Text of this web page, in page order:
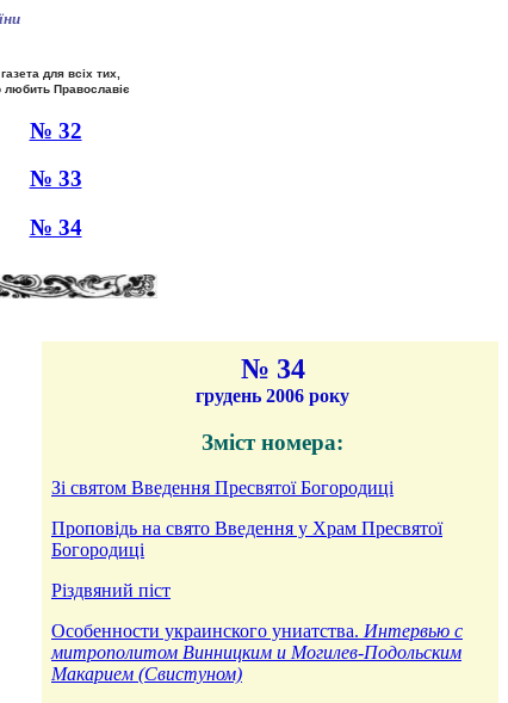
газета для всіх тих,
любить Православіє
№ 32
№ 33
№ 34
№ 34
грудень 2006 року
Зміст номера:
Зi святом Введення Пресвятої Богородицi
Проповідь на свято Введення у Храм Пресвятої
Богородицi
Рiздвяний пiст
Особенности украинского униатства. Интервью с
митрополитом Винницким и Могилев-Подольским
Макарием (Свистуном)